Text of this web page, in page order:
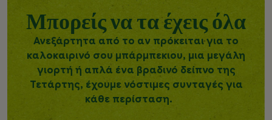
Μπορείς να τα έχεις όλα
Ανεξάρτητα από το αν πρόκειται για το
καλοκαιρινό σου μπάρμπεκιου, μια μεγάλη
γιορτή ή απλά ένα βραδινό δείπνο της
Τετάρτης, έχουμε νόστιμες συνταγές για
κάθε περίσταση.